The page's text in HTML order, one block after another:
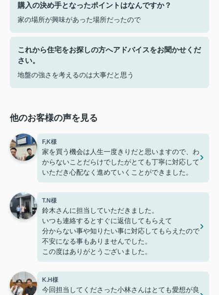
購入の決め手となったポイントはなんですか？
家の場所が興味があった場所だったので
これから住宅をお探しの方へアドバイスをお聞かせくだ
さい。
地盤の強さを考えるのは大事だと思う
他のお客様の声を見る
F,K様
家を買う機会は人生一度きりだと思いますので、わ
からないことだらけでしたがとても丁寧に対応して
いただき心配なく進めていくことができました。
T.N様
鈴木さんに担当していただきました。
いつも連絡するとすぐに返信してもらえて
分からない事や知りたい事に対応してもらえたので
不安になる事もありませんでした。
この度はありがとうございました。
K.H様
今回担当してくださった小林さんはとても愛想が良